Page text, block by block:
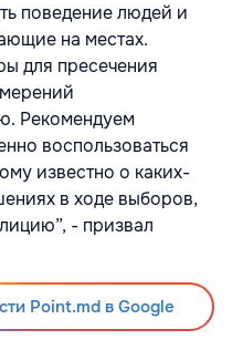
поведение людей и
на местах.
для пресечения
Рекомендуем
воспользоваться
известно о каких-
в ходе выборов,
- призвал
Point.md в Google